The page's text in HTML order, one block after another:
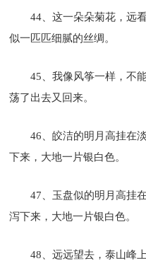
44、这一朵朵菊花，远
似一匹匹细腻的丝绸。
45、我像风筝一样，不
荡了出去又回来。
46、皎洁的明月高挂在
下来，大地一片银白色。
47、玉盘似的明月高挂
泻下来，大地一片银白色。
48、远远望去，泰山峰